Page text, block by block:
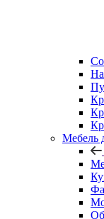
Мебель